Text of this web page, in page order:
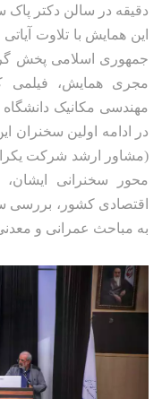
دقیقه در سالن دکتر
این همایش با تلاوت
جمهوری اسلامی پخش
مجری همایش، فیلمی
مهندسی مکانیک دانشگاه
در ادامه اولین سخنران
(مشاور ارشد شرکت یکران
محور سخنرانی
اقتصادی کشور، بررسی
به مباحث عمرانی و